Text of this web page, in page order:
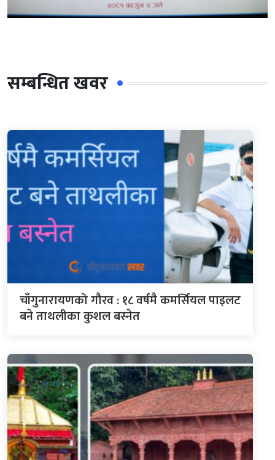
सम्बन्धित खवर
चाँगुनारायणको गौरव : १८ वर्षमै कमर्सियल पाइलट
बने ताथलीका कुशल बस्नेत